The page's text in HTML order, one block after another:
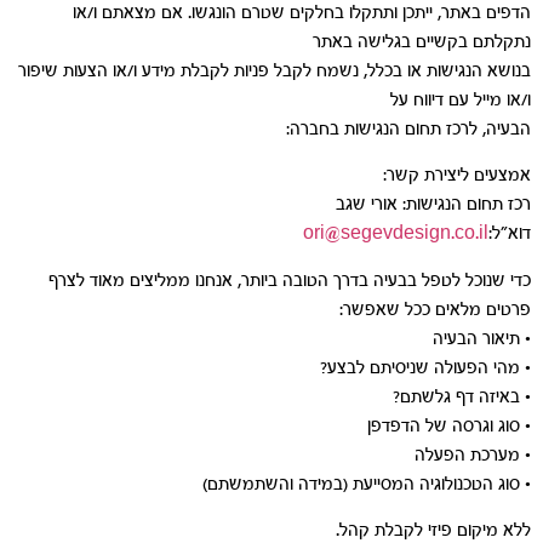
הדפים באתר, ייתכן ותתקלו בחלקים שטרם הונגשו. אם מצאתם ו/או
נתקלתם בקשיים בגלישה באתר
בנושא הנגישות או בכלל, נשמח לקבל פניות לקבלת מידע ו/או הצעות שיפור
ו/או מייל עם דיווח על
הבעיה, לרכז תחום הנגישות בחברה:
אמצעים ליצירת קשר:
רכז תחום הנגישות: אורי שגב
דוא״ל: ori@segevdesign.co.il
כדי שנוכל לטפל בבעיה בדרך הטובה ביותר, אנחנו ממליצים מאוד לצרף
פרטים מלאים ככל שאפשר:
• תיאור הבעיה
• מהי הפעולה שניסיתם לבצע?
• באיזה דף גלשתם?
• סוג וגרסה של הדפדפן
• מערכת הפעלה
• סוג הטכנולוגיה המסייעת (במידה והשתמשתם)
ללא מיקום פיזי לקבלת קהל.